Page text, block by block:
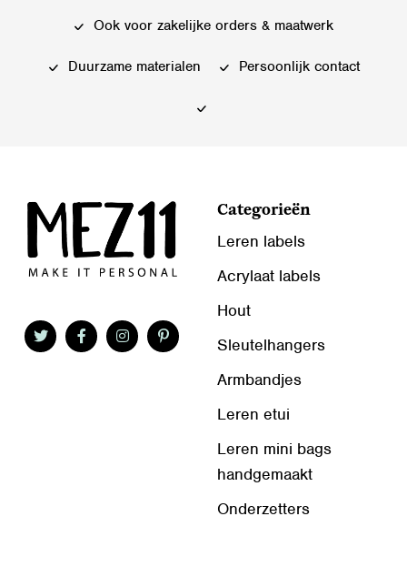
worden
kan
worden
Ook voor zakelijke orders & maatwerk
Duurzame materialen Persoonlijk contact
Categorieën
Leren labels
Acrylaat labels
Hout
Sleutelhangers
Armbandjes
Leren etui
Leren mini bags
handgemaakt
Onderzetters